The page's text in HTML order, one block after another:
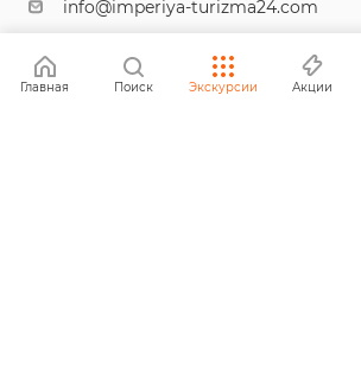
info@imperiya-turizma24.com
№ лицензии: 1199012
№ регистрации: 2006867
Главная Поиск Экскурсии Акции